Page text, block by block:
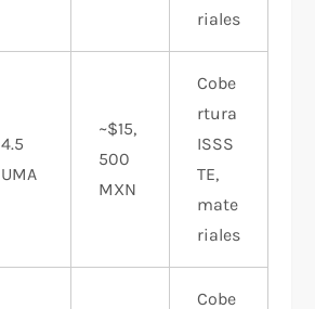
riales
4.5
UMA
~$15,
500
MXN
Cobe
rtura
ISSS
TE,
mate
riales
Cobe